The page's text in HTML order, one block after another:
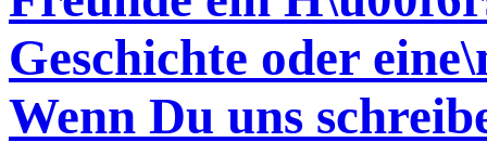
Geschichte oder
Wenn Du uns